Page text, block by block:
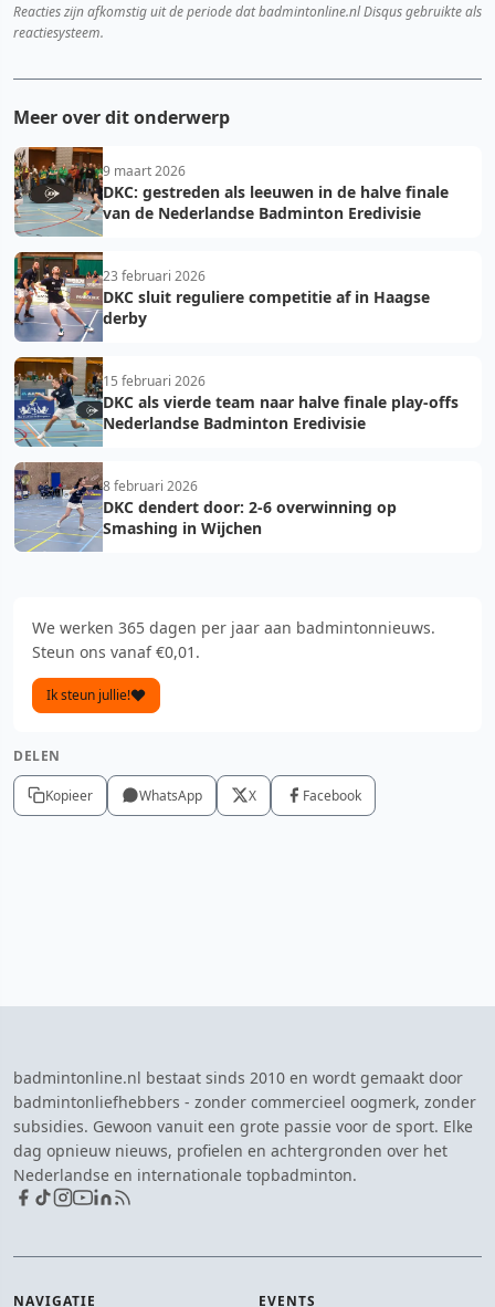
Reacties zijn afkomstig uit de periode dat badmintonline.nl Disqus gebruikte als
reactiesysteem.
Meer over dit onderwerp
9 maart 2026
DKC: gestreden als leeuwen in de halve finale
van de Nederlandse Badminton Eredivisie
23 februari 2026
DKC sluit reguliere competitie af in Haagse
derby
15 februari 2026
DKC als vierde team naar halve finale play-offs
Nederlandse Badminton Eredivisie
8 februari 2026
DKC dendert door: 2-6 overwinning op
Smashing in Wijchen
We werken 365 dagen per jaar aan badmintonnieuws.
Steun ons vanaf €0,01.
Ik steun jullie!
DELEN
Kopieer WhatsApp X Facebook
badmintonline.nl bestaat sinds 2010 en wordt gemaakt door
badmintonliefhebbers - zonder commercieel oogmerk, zonder
subsidies. Gewoon vanuit een grote passie voor de sport. Elke
dag opnieuw nieuws, profielen en achtergronden over het
Nederlandse en internationale topbadminton.
NAVIGATIE EVENTS